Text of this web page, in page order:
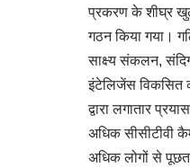
प्रकरण के शीघ्र
गठन किया गया।
साक्ष्य संकलन,
इंटेलिजेंस विकसित
द्वारा लगातार
अधिक सीसीटीवी
अधिक लोगों से